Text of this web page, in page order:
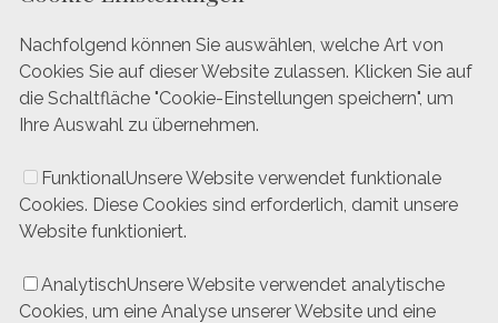
Nachfolgend können Sie auswählen, welche Art von
Cookies Sie auf dieser Website zulassen. Klicken Sie auf
die Schaltfläche "Cookie-Einstellungen speichern", um
Ihre Auswahl zu übernehmen.
FunktionalUnsere Website verwendet funktionale
Cookies. Diese Cookies sind erforderlich, damit unsere
Website funktioniert.
AnalytischUnsere Website verwendet analytische
Cookies, um eine Analyse unserer Website und eine